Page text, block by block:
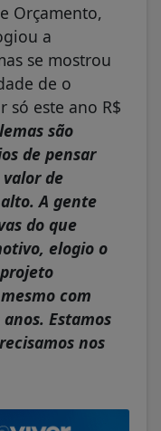
Orçamento,
a
se mostrou
de o
só este ano R$
são
de pensar
valor de
A gente
do que
elogio o
com
Estamos
nos